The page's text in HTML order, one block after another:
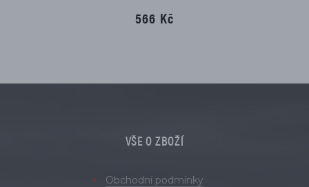
566 Kč
VŠE O ZBOŽÍ
Obchodní podmínky